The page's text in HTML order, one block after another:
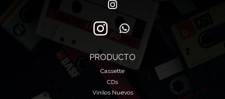
PRODUCTO
Cassette
CDs
Vinilos Nuevos